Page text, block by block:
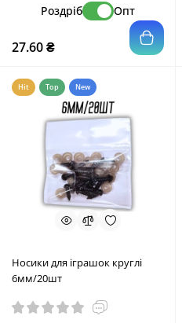
Роздріб Опт
27.60 ₴
Hit Top New
Носики для іграшок круглі
6мм/20шт